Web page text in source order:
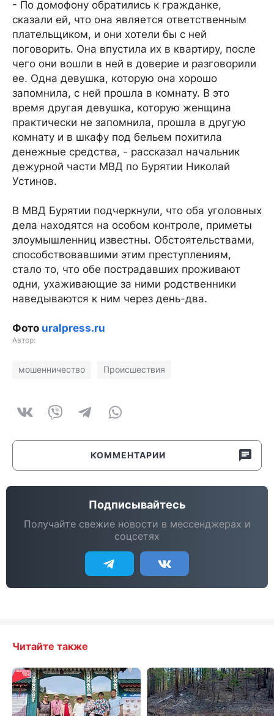
- По домофону обратились к гражданке,
сказали ей, что она является ответственным
плательщиком, и они хотели бы с ней
поговорить. Она впустила их в квартиру, после
чего они вошли в ней в доверие и разговорили
ее. Одна девушка, которую она хорошо
запомнила, с ней прошла в комнату. В это
время другая девушка, которую женщина
практически не запомнила, прошла в другую
комнату и в шкафу под бельем похитила
денежные средства, - рассказал начальник
дежурной части МВД по Бурятии Николай
Устинов.
В МВД Бурятии подчеркнули, что оба уголовных
дела находятся на особом контроле, приметы
злоумышленниц известны. Обстоятельствами,
способствовавшими этим преступлениям,
стало то, что обе пострадавших проживают
одни, ухаживающие за ними родственники
наведываются к ним через день-два.
Фото uralpress.ru
Автор:
мошенничество Происшествия
КОММЕНТАРИИ
Подписывайтесь
Получайте свежие новости в мессенджерах и
соцсетях
Читайте также